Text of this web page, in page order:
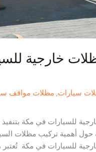
خارجية
سيارات, مظلات مواقف
للسيارات في مكة
أهمية تركيب مظلات
للسيارات في مكة تُعتبر